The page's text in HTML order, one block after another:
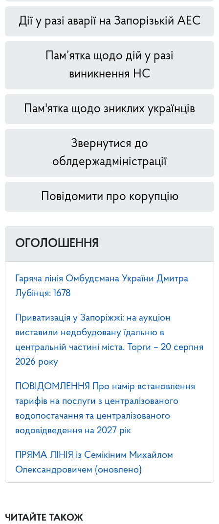
Дії у разі аварії на Запорізькій АЕС
Пам’ятка щодо дій у разі
виникнення НС
Пам'ятка щодо зниклих українців
Звернутися до
облдержадміністрації
Повідомити про корупцію
ОГОЛОШЕННЯ
Гаряча лінія Омбудсмана України Дмитра
Лубінця: 1678
Приватизація у Запоріжжі: на аукціон
виставили недобудовану їдальню в
центральній частині міста. Торги – 20 серпня
2026 року
ПОВІДОМЛЕННЯ Про намір встановлення
тарифів на послуги з централізованого
водопостачання та централізованого
водовідведення на 2027 рік
ПРЯМА ЛІНІЯ із Семікіним Михайлом
Олександровичем (оновлено)
ЧИТАЙТЕ ТАКОЖ